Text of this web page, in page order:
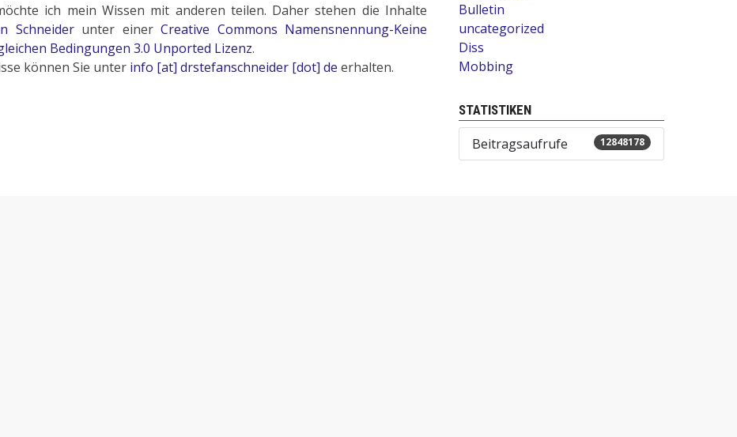
ich mein Wissen mit anderen teilen. Daher stehen die Inhalte
Schneiderunter einer Creative Commons Namensnennung-Keine
Bedingungen 3.0 Unported Lizenz.
können Sie unter info [at] drstefanschneider [dot] de erhalten.
Bulletin
uncategorized
Diss
Mobbing
STATISTIKEN
Beitragsaufrufe 12848178